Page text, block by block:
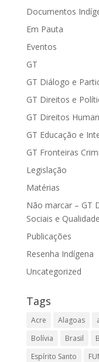
Documentos
Em Pauta
Eventos
GT
GT Diálogo e
GT Direitos e
GT Direitos
GT Educação e
GT Fronteiras
Legislação
Matérias
Não marcar – GT
Sociais e
Publicações
Resenha Indígena
Uncategorized
Tags
Acre Alagoas
Bolívia
Brasil
Espírito Santo